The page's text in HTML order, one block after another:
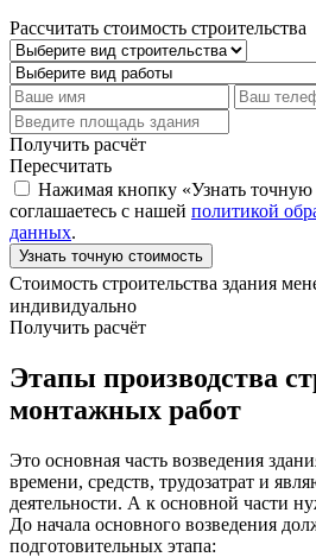
Рассчитать стоимость строительства
Получить расчёт
Пересчитать
Нажимая кнопку «Узнать
соглашаетесь с нашей политикой
данных.
Узнать точную стоимость
Стоимость строительства здания
индивидуально
Получить расчёт
Этапы производства
монтажных работ
Это основная часть возведения
времени, средств, трудозатрат и
деятельности. А к основной части
До начала основного возведения
подготовительных этапа: